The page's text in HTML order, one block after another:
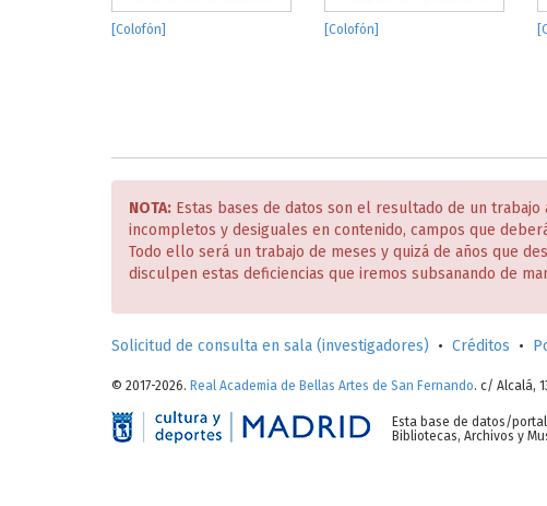
[Colofón] [Colofón]
NOTA: Estas bases de datos son el resultado de un
incompletos y desiguales en contenido, campos que
Todo ello será un trabajo de meses y quizá de años que
disculpen estas deficiencias que iremos subsanando de
Solicitud de consulta en sala (investigadores) • Créditos •
© 2017-2026. Real Academia de Bellas Artes de San Fernando. c/ Alcalá,
Esta base de datos/
Bibliotecas, Archivos y